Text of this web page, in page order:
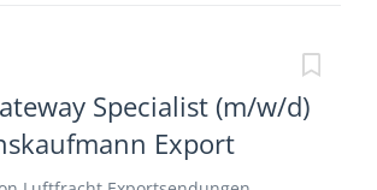
Organisation und
von Sendungsauslieferungen,
und Nachverfolgung
Specialist (m/w/d)
Export